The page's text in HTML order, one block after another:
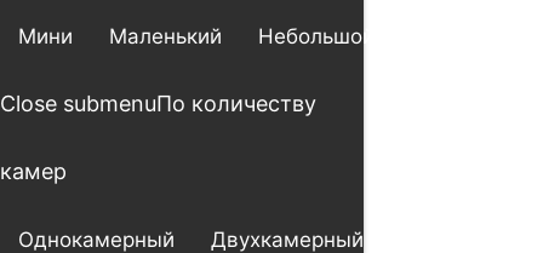
Мини Маленький Небольшой
Close submenuПо количеству
камер
Однокамерный Двухкамерный